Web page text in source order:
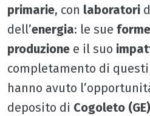
primarie, con laboratori
dell’energia: le sue forme
produzione e il suo
completamento di
hanno avuto
deposito di Cogoleto (GE)